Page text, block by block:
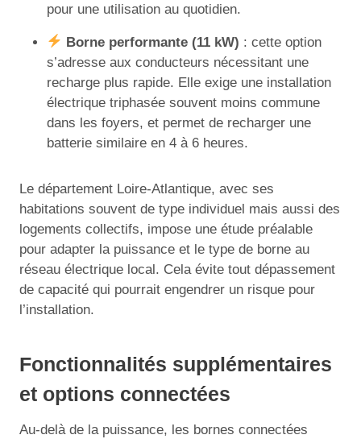
pour une utilisation au quotidien.
Borne performante (11 kW) : cette option
s’adresse aux conducteurs nécessitant une
recharge plus rapide. Elle exige une installation
électrique triphasée souvent moins commune
dans les foyers, et permet de recharger une
batterie similaire en 4 à 6 heures.
Le département Loire-Atlantique, avec ses
habitations souvent de type individuel mais aussi des
logements collectifs, impose une étude préalable
pour adapter la puissance et le type de borne au
réseau électrique local. Cela évite tout dépassement
de capacité qui pourrait engendrer un risque pour
l’installation.
Fonctionnalités supplémentaires
et options connectées
Au-delà de la puissance, les bornes connectées